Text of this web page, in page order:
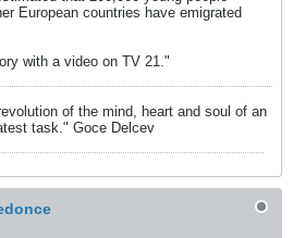
European countries have emigrated
with a video on TV 21."
of the mind, heart and soul of an
task." Goce Delcev